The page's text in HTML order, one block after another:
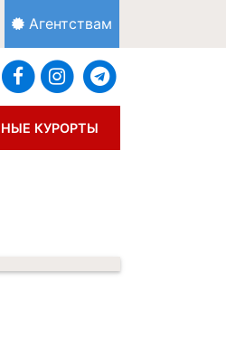
Агентствам
КУРОРТЫ